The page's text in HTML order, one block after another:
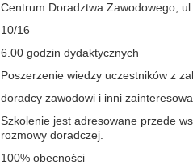
Centrum Doradztwa Zawodowego,
10/16
6.00 godzin dydaktycznych
Poszerzenie wiedzy uczestników z
doradcy zawodowi i inni
Szkolenie jest adresowane przede
rozmowy doradczej.
100% obecności